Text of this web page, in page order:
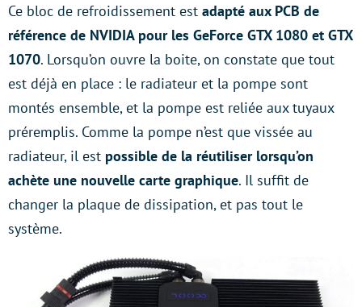
Ce bloc de refroidissement est adapté aux PCB de
référence de NVIDIA pour les GeForce GTX 1080 et GTX
1070. Lorsqu’on ouvre la boite, on constate que tout
est déjà en place : le radiateur et la pompe sont
montés ensemble, et la pompe est reliée aux tuyaux
préremplis. Comme la pompe n’est que vissée au
radiateur, il est possible de la réutiliser lorsqu’on
achète une nouvelle carte graphique. Il suffit de
changer la plaque de dissipation, et pas tout le
système.